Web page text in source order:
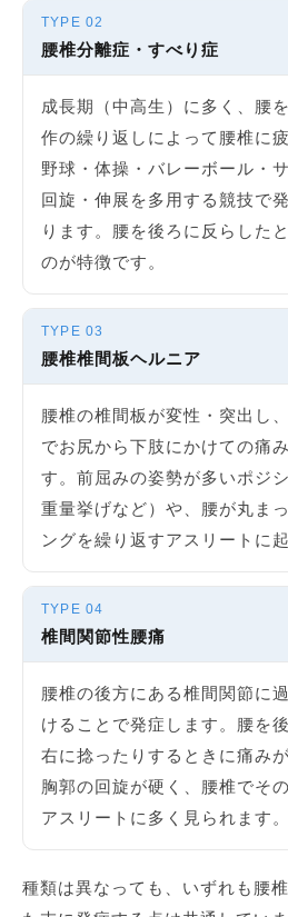
TYPE 02
腰椎分離症・すべり症
成長期（中高生）に多く、腰
作の繰り返しによって腰椎に
野球・体操・バレーボール・
回旋・伸展を多用する競技で
ります。腰を後ろに反らした
のが特徴です。
TYPE 03
腰椎椎間板ヘルニア
腰椎の椎間板が変性・突出し
でお尻から下肢にかけての痛
す。前屈みの姿勢が多いポジ
重量挙げなど）や、腰が丸ま
ングを繰り返すアスリートに
TYPE 04
椎間関節性腰痛
腰椎の後方にある椎間関節に
けることで発症します。腰を
右に捻ったりするときに痛み
胸郭の回旋が硬く、腰椎でそ
アスリートに多く見られます。
種類は異なっても、いずれも腰